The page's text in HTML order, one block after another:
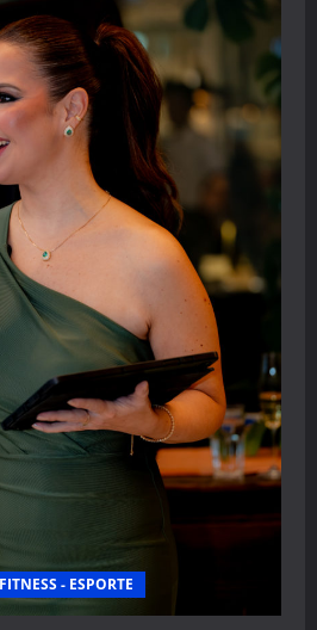
- ESPORTE